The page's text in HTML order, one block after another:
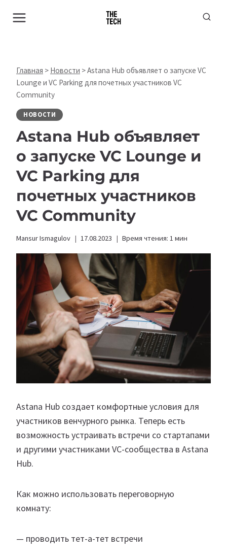
Главная > Новости >Astana Hub объявляет о запуске VC
Lounge и VC Parking для почетных участников VC
Community
НОВОСТИ
Astana Hub объявляет
о запуске VC Lounge и
VC Parking для
почетных участников
VC Community
Mansur Ismagulov 17.08.2023 Время чтения: 1 мин
Astana Hub создает комфортные условия для
участников венчурного рынка. Теперь есть
возможность устраивать встречи со стартапами
и другими участниками VC-сообщества в Astana
Hub.
Как можно использовать переговорную
комнату:
— проводить тет-а-тет встречи